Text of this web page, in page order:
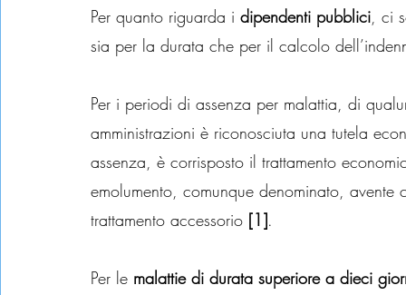
Per quanto riguarda i dipendenti pubblici, ci
sia per la durata che per il calcolo
Per i periodi di assenza per malattia, di
amministrazioni è riconosciuta una tutela
assenza, è corrisposto il trattamento
emolumento, comunque denominato, avente
trattamento accessorio [1].
Per le malattie di durata superiore a dieci